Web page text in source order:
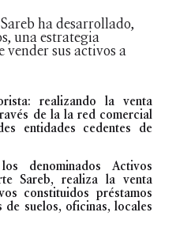
ha desarrollado,
una estrategia
vender sus activos a
realizando la venta
de la la red comercial
entidades cedentes de
denominados Activos
Sareb, realiza la venta
constituidos préstamos
de suelos, oficinas, locales